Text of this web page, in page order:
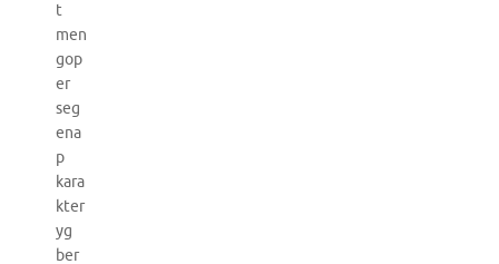
t
men
gop
er
seg
ena
p
kara
kter
yg
ber